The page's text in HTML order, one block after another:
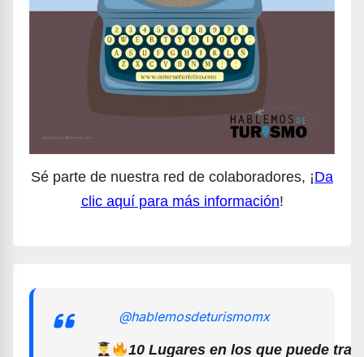
Sé parte de nuestra red de colaboradores, ¡Da
clic aquí para más información!
@hablemosdeturismomx
10 Lugares en los que puede